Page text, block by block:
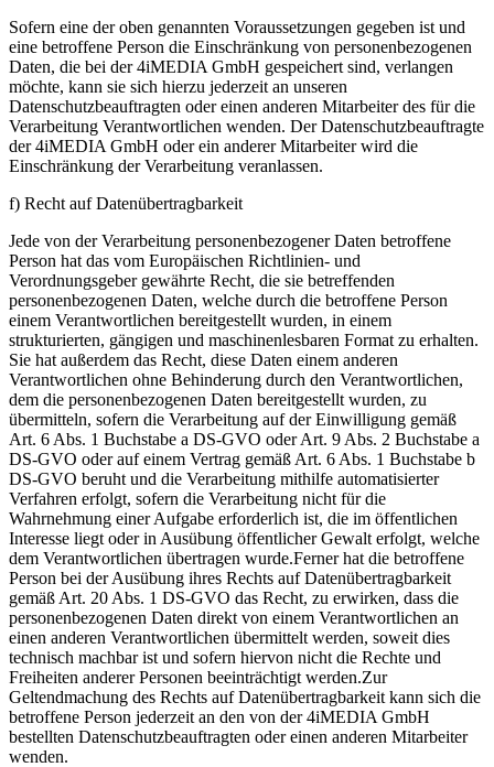
Sofern eine der oben genannten Voraussetzungen gegeben ist und
eine betroffene Person die Einschränkung von personenbezogenen
Daten, die bei der 4iMEDIA GmbH gespeichert sind, verlangen
möchte, kann sie sich hierzu jederzeit an unseren
Datenschutzbeauftragten oder einen anderen Mitarbeiter des für die
Verarbeitung Verantwortlichen wenden. Der Datenschutzbeauftragte
der 4iMEDIA GmbH oder ein anderer Mitarbeiter wird die
Einschränkung der Verarbeitung veranlassen.
f) Recht auf Datenübertragbarkeit
Jede von der Verarbeitung personenbezogener Daten betroffene
Person hat das vom Europäischen Richtlinien- und
Verordnungsgeber gewährte Recht, die sie betreffenden
personenbezogenen Daten, welche durch die betroffene Person
einem Verantwortlichen bereitgestellt wurden, in einem
strukturierten, gängigen und maschinenlesbaren Format zu erhalten.
Sie hat außerdem das Recht, diese Daten einem anderen
Verantwortlichen ohne Behinderung durch den Verantwortlichen,
dem die personenbezogenen Daten bereitgestellt wurden, zu
übermitteln, sofern die Verarbeitung auf der Einwilligung gemäß
Art. 6 Abs. 1 Buchstabe a DS-GVO oder Art. 9 Abs. 2 Buchstabe a
DS-GVO oder auf einem Vertrag gemäß Art. 6 Abs. 1 Buchstabe b
DS-GVO beruht und die Verarbeitung mithilfe automatisierter
Verfahren erfolgt, sofern die Verarbeitung nicht für die
Wahrnehmung einer Aufgabe erforderlich ist, die im öffentlichen
Interesse liegt oder in Ausübung öffentlicher Gewalt erfolgt, welche
dem Verantwortlichen übertragen wurde.Ferner hat die betroffene
Person bei der Ausübung ihres Rechts auf Datenübertragbarkeit
gemäß Art. 20 Abs. 1 DS-GVO das Recht, zu erwirken, dass die
personenbezogenen Daten direkt von einem Verantwortlichen an
einen anderen Verantwortlichen übermittelt werden, soweit dies
technisch machbar ist und sofern hiervon nicht die Rechte und
Freiheiten anderer Personen beeinträchtigt werden.Zur
Geltendmachung des Rechts auf Datenübertragbarkeit kann sich die
betroffene Person jederzeit an den von der 4iMEDIA GmbH
bestellten Datenschutzbeauftragten oder einen anderen Mitarbeiter
wenden.